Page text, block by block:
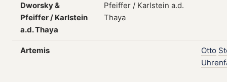
Dworsky &
Pfeiffer / Karlstein
a.d. Thaya
Artemis Otto